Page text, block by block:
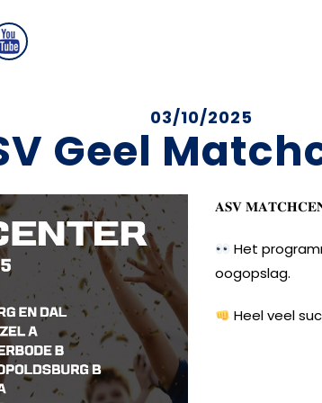
03/10/2025
Geel
𝐀𝐒𝐕
Het
oogopslag.
Heel veel